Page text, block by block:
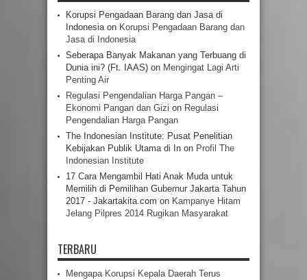
Korupsi Pengadaan Barang dan Jasa di
Indonesiaon Korupsi Pengadaan Barang dan
Jasa di Indonesia
Seberapa Banyak Makanan yang Terbuang di
Dunia ini? (Ft. IAAS) on Mengingat Lagi Arti
Penting Air
Regulasi Pengendalian Harga Pangan –
Ekonomi Pangan dan Gizi on Regulasi
Pengendalian Harga Pangan
The Indonesian Institute: Pusat Penelitian
Kebijakan Publik Utama di In on Profil The
Indonesian Institute
17 Cara Mengambil Hati Anak Muda untuk
Memilih di Pemilihan Gubernur Jakarta Tahun
2017 - Jakartakita.com on Kampanye Hitam
Jelang Pilpres 2014 Rugikan Masyarakat
TERBARU
Mengapa Korupsi Kepala Daerah Terus